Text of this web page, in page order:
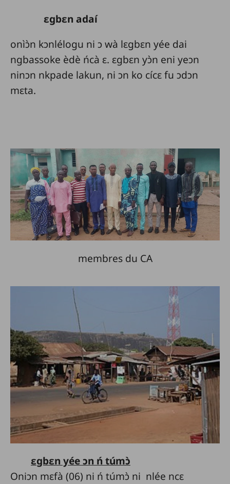
ɛgbɛn adaí
onìɔ̀n kɔnlélogu ni ɔ wà lɛgbɛn yée dai
ngbassoke èdè ńcà ɛ. ɛgbɛn yɔ̀n eni yeɔn
ninɔn nkpade lakun, ni ɔn ko cícɛ fu ɔdɔn
mɛta.
membres du CA
ɛgbɛn yée ɔn ń túmɔ̀
Oniɔn mɛfà (06) ni ń túmɔ̀ ni nlée ncɛ